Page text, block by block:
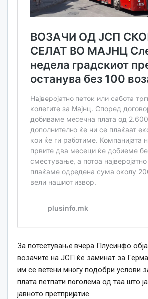
За потсетување вчера Плусинфо
возачите на ЈСП ќе заминат за
им се ветени многу подобри услови
плата петпати поголема од таа што
јавното претпријатие.